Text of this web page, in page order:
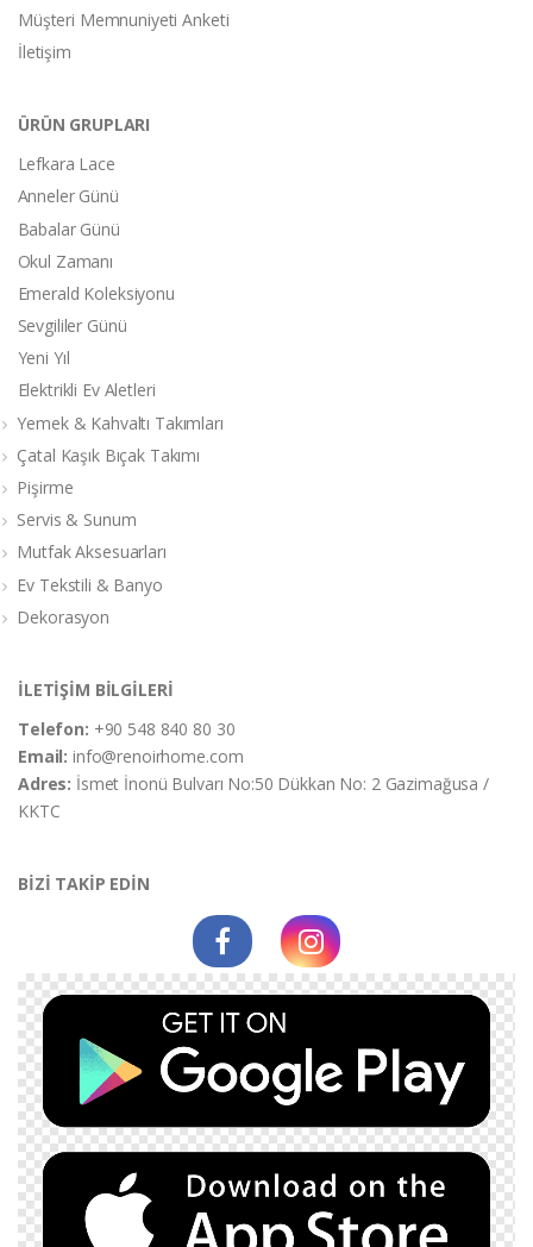
Müşteri Memnuniyeti Anketi
İletişim
ÜRÜN GRUPLARI
Lefkara Lace
Anneler Günü
Babalar Günü
Okul Zamanı
Emerald Koleksiyonu
Sevgililer Günü
Yeni Yıl
Elektrikli Ev Aletleri
Yemek & Kahvaltı Takımları
Çatal Kaşık Bıçak Takımı
Pişirme
Servis & Sunum
Mutfak Aksesuarları
Ev Tekstili & Banyo
Dekorasyon
İLETİŞİM BİLGİLERİ
Telefon: +90 548 840 80 30
Email:info@renoirhome.com
Adres: İsmet İnonü Bulvarı No:50 Dükkan No: 2 Gazimağusa /
KKTC
BİZİ TAKİP EDİN